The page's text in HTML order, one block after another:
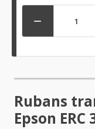

Rubans
Epson ERC